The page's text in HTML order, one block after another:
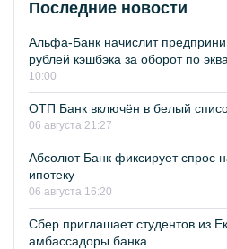
Последние новости
Альфа-Банк начислит
рублей кэшбэка за оборот по
10:00
ОТП Банк включён в белый
06 августа 21:27
Абсолют Банк фиксирует спрос
ипотеку
06 августа 16:20
Сбер приглашает студентов из
амбассадоры банка